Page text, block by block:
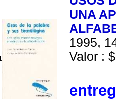
1
UNA
1995,
Valor :